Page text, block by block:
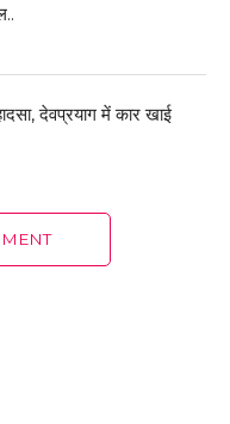
देवप्रयाग में कार खाई